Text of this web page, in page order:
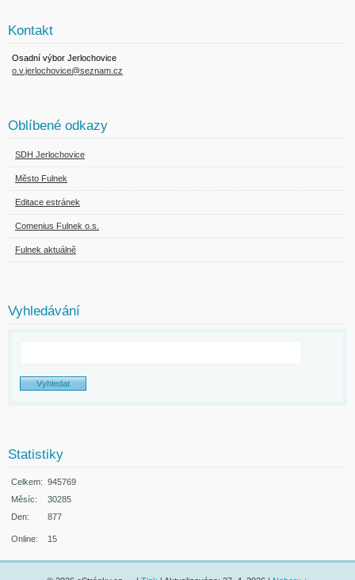
Kontakt
Osadní výbor Jerlochovice
o.v.jerlochovice@seznam.cz
Oblíbené odkazy
SDH Jerlochovice
Město Fulnek
Editace estránek
Comenius Fulnek o.s.
Fulnek aktuálně
Vyhledávání
Statistiky
Online: 15
Celkem: 945769
Měsíc:
30285
Den:
877